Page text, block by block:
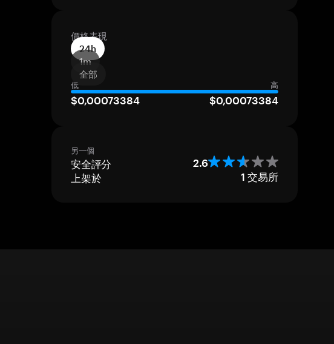
價格表現
24h
1m
全部
低 高
$0,00073384 $0,00073384
另一個
安全評分 2.6
上架於 1 交易所